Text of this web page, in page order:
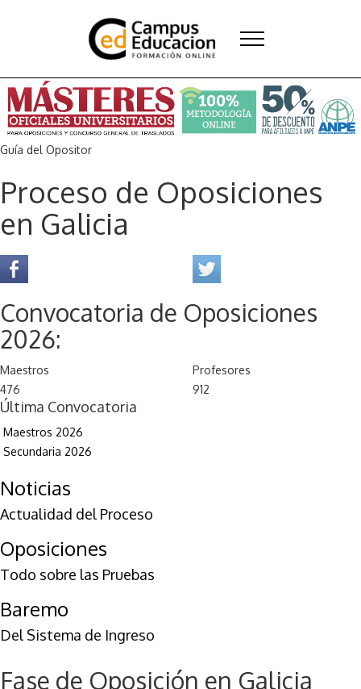
Guía del Opositor
Proceso de Oposiciones
en Galicia
Convocatoria de Oposiciones
2026:
Maestros
476
Profesores
912
Última Convocatoria
Maestros 2026
Secundaria 2026
Noticias
Actualidad del Proceso
Oposiciones
Todo sobre las Pruebas
Baremo
Del Sistema de Ingreso
Fase de Oposición en Galicia